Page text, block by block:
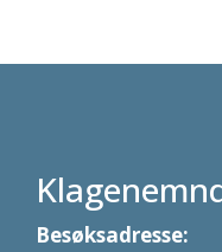
Besøksadresse: